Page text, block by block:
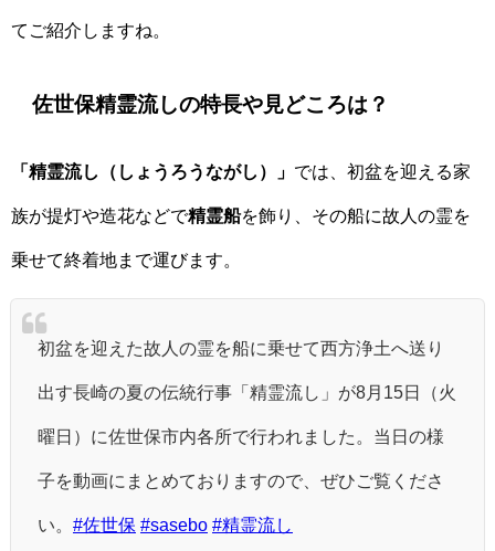
てご紹介しますね。
佐世保精霊流しの特長や見どころは？
「精霊流し（しょうろうながし）」 では、初盆を迎える家
族が提灯や造花などで精霊船を飾り、その船に故人の霊を
乗せて終着地まで運びます。
初盆を迎えた故人の霊を船に乗せて西方浄土へ送り
出す長崎の夏の伝統行事「精霊流し」が8月15日（火
曜日）に佐世保市内各所で行われました。当日の様
子を動画にまとめておりますので、ぜひご覧くださ
い。 #佐世保 #sasebo #精霊流し